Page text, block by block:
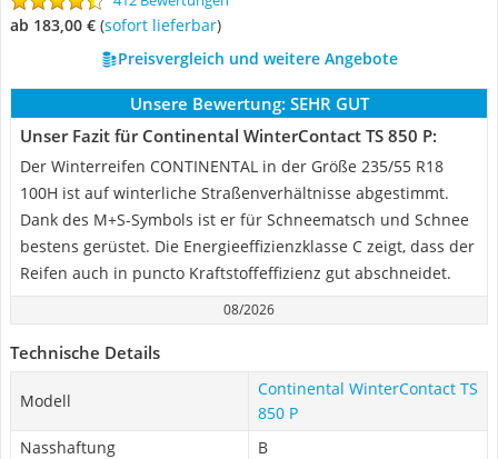
ab 183,00 € ( Sofort lieferbar)
Preisvergleich und weitere Angebote
Unsere Bewertung: SEHR GUT
Unser Fazit für Continental WinterContact TS 850 P:
Der Winterreifen CONTINENTAL in der Größe 235/55 R18
100H ist auf winterliche Straßenverhältnisse abgestimmt.
Dank des M+S-Symbols ist er für Schneematsch und Schnee
bestens gerüstet. Die Energieeffizienzklasse C zeigt, dass der
Reifen auch in puncto Kraftstoffeffizienz gut abschneidet.
08/2026
Technische Details
Modell
Continental WinterContact TS
850 P
Nasshaftung
B